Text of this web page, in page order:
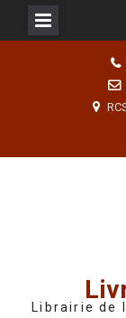
Librairie de